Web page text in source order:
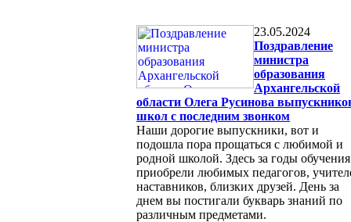
23.05.2024
Поздравление
министра
образования
Архангельской
области Олега Русинова
школ с последним звонком
Наши дорогие выпускники, вот и
подошла пора прощаться с любимой и
родной школой. Здесь за годы обучения
приобрели любимых педагогов,
наставников, близких друзей. День за
днем вы постигали букварь знаний по
различным предметами.